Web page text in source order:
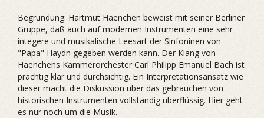
Begründung: Hartmut Haenchen beweist mit seiner Berliner
Gruppe, daß auch auf modernen Instrumenten eine sehr
integere und musikalische Leesart der Sinfoninen von
"Papa" Haydn gegeben werden kann. Der Klang von
Haenchens Kammerorchester Carl Philipp Emanuel Bach ist
prächtig klar und durchsichtig. Ein Interpretationsansatz wie
dieser macht die Diskussion über das gebrauchen von
historischen Instrumenten vollständig überflüssig. Hier geht
es nur noch um die Musik.